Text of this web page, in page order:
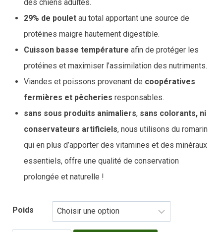
à
73,90€
des chiens adultes.
29% de poulet au total apportant une source de
protéines maigre hautement digestible.
Cuisson basse température afin de protéger les
protéines et maximiser l’assimilation des nutriments.
Viandes et poissons provenant de coopératives
fermières et pêcheries responsables.
sans sous produits animaliers, sans colorants, ni
conservateurs artificiels, nous utilisons du romarin
qui en plus d’apporter des vitamines et des minéraux
essentiels, offre une qualité de conservation
prolongée et naturelle !
Poids